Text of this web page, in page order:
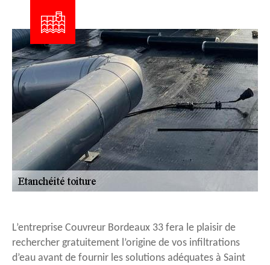
L’entreprise Couvreur Bordeaux 33 fera le plaisir de
rechercher gratuitement l’origine de vos infiltrations
d’eau avant de fournir les solutions adéquates à Saint